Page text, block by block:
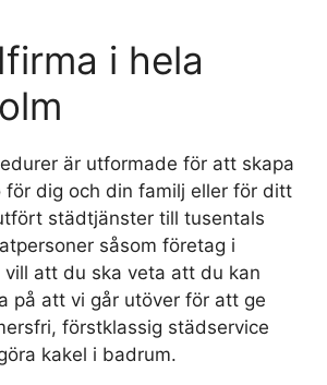
i hela
är utformade för att skapa
för dig och din familj eller för ditt
städtjänster till tusentals
såsom företag i
vill att du ska veta att du kan
på att vi går utöver för att ge
förstklassig städservice
kakel i badrum.